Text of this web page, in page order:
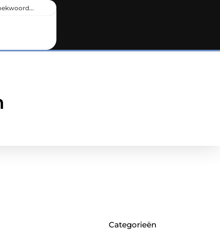
Categorieën